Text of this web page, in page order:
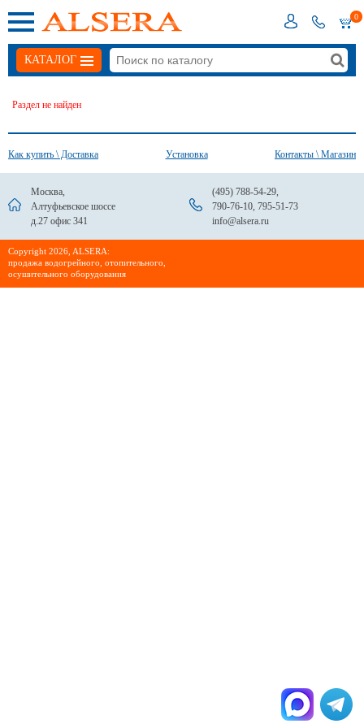
0
КАТАЛОГ
Раздел не найден
Как купить \ Доставка Установка Контакты \ Магазин
Москва,
Алтуфьевское шоссе
д.27 офис 341
(495) 788-54-29,
790-76-10, 795-51-73
info@alsera.ru
Сopyright 2026, ALSERA:
продажа водогрейного, отопительного,
осушительного оборудования